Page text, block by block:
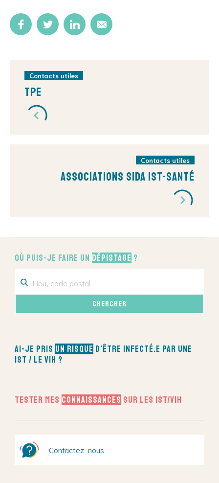
Où puis-je faire un dépistage ?
Ai-je pris un risque d’être infecté.e par une
IST / le VIH ?
Tester mes connaissances sur les IST/VIH
Contactez-nous
Contacts utiles
TPE
Contacts utiles
Associations sida IST-Santé